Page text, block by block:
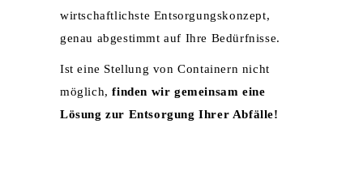
wirtschaftlichste Entsorgungskonzept,
genau abgestimmt auf Ihre Bedürfnisse.
Ist eine Stellung von Containern nicht
möglich,finden wir gemeinsam eine
Lösung zur Entsorgung Ihrer Abfälle!